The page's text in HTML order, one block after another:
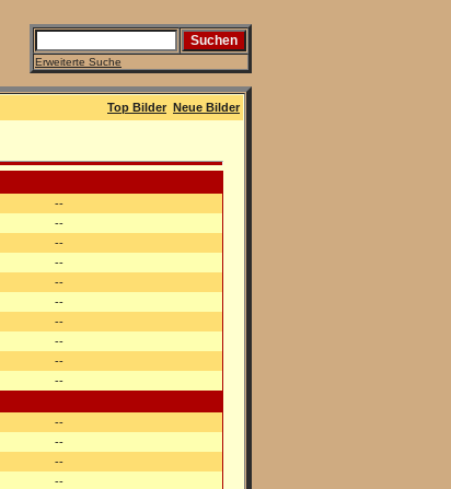
Erweiterte Suche
Top Bilder Neue Bilder
--
--
--
--
--
--
--
--
--
--
--
--
--
--